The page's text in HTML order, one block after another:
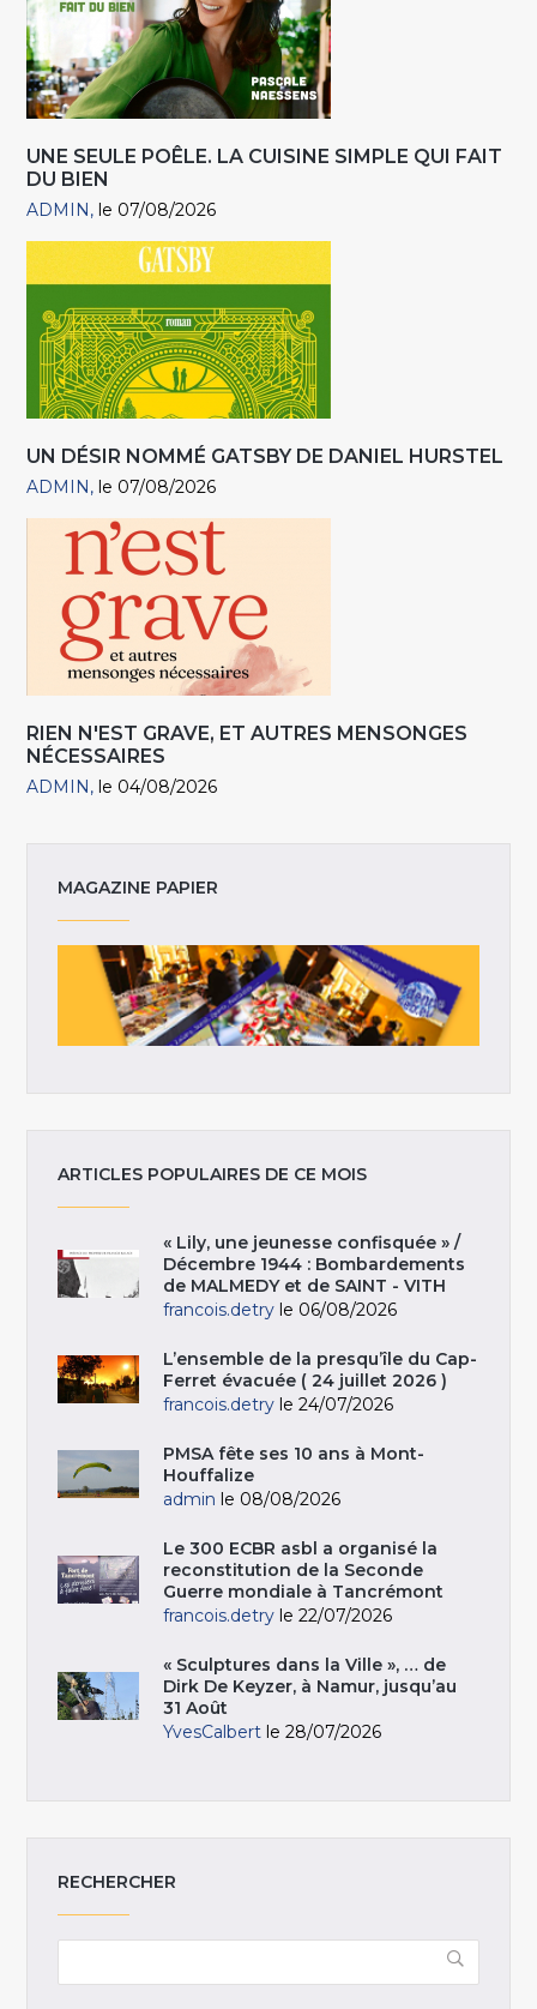
UNE SEULE POÊLE. LA CUISINE SIMPLE QUI FAIT
DU BIEN
ADMIN le 07/08/2026
UN DÉSIR NOMMÉ GATSBY DE DANIEL HURSTEL
ADMIN le 07/08/2026
RIEN N'EST GRAVE, ET AUTRES MENSONGES
NÉCESSAIRES
ADMIN le 04/08/2026
MAGAZINE PAPIER
ARTICLES POPULAIRES DE CE MOIS
« Lily, une jeunesse confisquée » /
Décembre 1944 : Bombardements
de MALMEDY et de SAINT - VITH
francois.detry le 06/08/2026
L’ensemble de la presqu’île du Cap-
Ferret évacuée ( 24 juillet 2026 )
francois.detry le 24/07/2026
PMSA fête ses 10 ans à Mont-
Houffalize
admin le 08/08/2026
Le 300 ECBR asbl a organisé la
reconstitution de la Seconde
Guerre mondiale à Tancrémont
francois.detry le 22/07/2026
« Sculptures dans la Ville », … de
Dirk De Keyzer, à Namur, jusqu’au
31 Août
YvesCalbert le 28/07/2026
RECHERCHER